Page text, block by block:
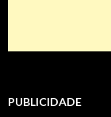
PUBLICIDADE